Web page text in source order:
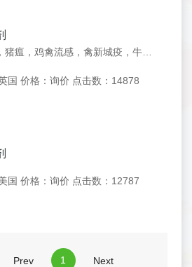
国 价格：询价 点击数：14878
国 价格：询价 点击数：12787
Prev 1 Next